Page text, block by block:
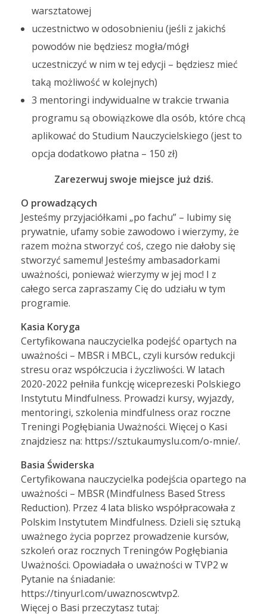
warsztatowej
uczestnictwo w odosobnieniu (jeśli z jakichś
powodów nie będziesz mogła/mógł
uczestniczyć w nim w tej edycji – będziesz mieć
taką możliwość w kolejnych)
3 mentoringi indywidualne w trakcie trwania
programu są obowiązkowe dla osób, które chcą
aplikować do Studium Nauczycielskiego (jest to
opcja dodatkowo płatna – 150 zł)
Zarezerwuj swoje miejsce już dziś.
O prowadzących
Jesteśmy przyjaciółkami „po fachu” – lubimy się
prywatnie, ufamy sobie zawodowo i wierzymy, że
razem można stworzyć coś, czego nie dałoby się
stworzyć samemu! Jesteśmy ambasadorkami
uważności, ponieważ wierzymy w jej moc! I z
całego serca zapraszamy Cię do udziału w tym
programie.
Kasia Koryga
Certyfikowana nauczycielka podejść opartych na
uważności – MBSR i MBCL, czyli kursów redukcji
stresu oraz współczucia i życzliwości. W latach
2020-2022 pełniła funkcję wiceprezeski Polskiego
Instytutu Mindfulness. Prowadzi kursy, wyjazdy,
mentoringi, szkolenia mindfulness oraz roczne
Treningi Pogłębiania Uważności. Więcej o Kasi
znajdziesz na: https://sztukaumyslu.com/o-mnie/.
Basia Świderska
Certyfikowana nauczycielka podejścia opartego na
uważności – MBSR (Mindfulness Based Stress
Reduction). Przez 4 lata blisko współpracowała z
Polskim Instytutem Mindfulness. Dzieli się sztuką
uważnego życia poprzez prowadzenie kursów,
szkoleń oraz rocznych Treningów Pogłębiania
Uważności. Opowiadała o uważności w TVP2 w
Pytanie na śniadanie:
https://tinyurl.com/uwaznoscwtvp2.
Więcej o Basi przeczytasz tutaj: